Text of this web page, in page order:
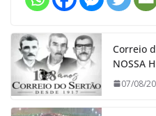
Correio
NOSSA
07/08/